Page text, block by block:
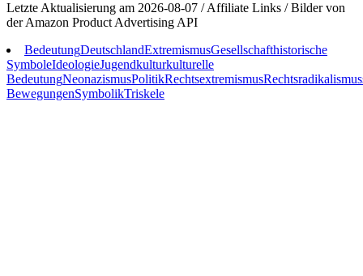
Letzte Aktualisierung am 2026-08-07 / Affiliate Links / Bilder von
der Amazon Product Advertising API
BedeutungDeutschlandExtremismusGesellschafthistorische
SymboleIdeologieJugendkulturkulturelle
BedeutungNeonazismusPolitikRechtsextremismusRechtsradikalismus
BewegungenSymbolikTriskele